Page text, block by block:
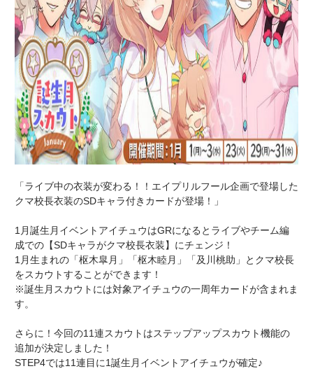
「ライブ中の衣装が変わる！！エイプリルフール企画で登場した
クマ校長衣装のSDキャラ付きカードが登場！」
1月誕生月イベントアイチュウはGRになるとライブやチーム編
成での【SDキャラがクマ校長衣装】にチェンジ！
1月生まれの「枢木皐月」「枢木睦月」「及川桃助」とクマ校長
をスカウトすることができます！
※誕生月スカウトには対象アイチュウの一周年カードが含まれま
す。
さらに！今回の11連スカウトはステップアップスカウト機能の
追加が決定しました！
STEP4では11連目に1誕生月イベントアイチュウが確定♪